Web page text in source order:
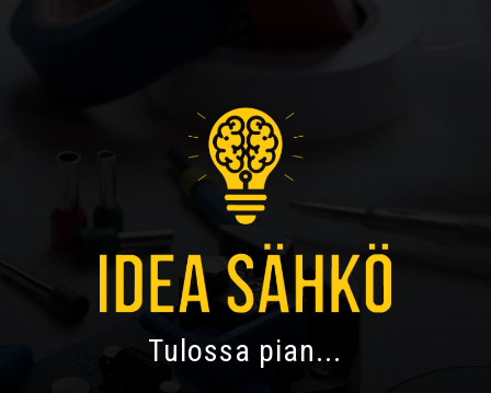
Tulossa pian...